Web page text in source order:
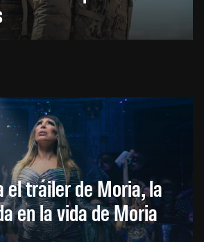
el tráiler de Moria, la
en la vida de Moria